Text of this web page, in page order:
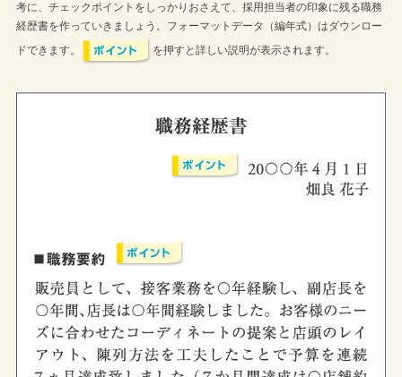
考に、チェックポイントをしっかりおさえて、採用担当者の印象に残る職務
経歴書を作っていきましょう。フォーマットデータ（編年式）はダウンロー
ドできます。
を押すと詳しい説明が表示されます。